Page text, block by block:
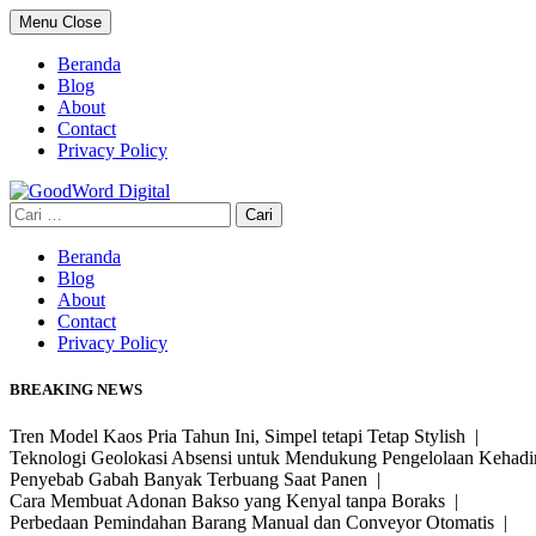
Skip
to
content
Menu Close
Beranda
Blog
About
Contact
Privacy Policy
Cari
untuk:
Beranda
Blog
About
Contact
Privacy Policy
BREAKING NEWS
Tren Model Kaos Pria Tahun Ini, Simpel tetapi Tetap Stylish |
Teknologi Geolokasi Absensi untuk Mendukung Pengelolaan
Penyebab Gabah Banyak Terbuang Saat Panen |
Cara Membuat Adonan Bakso yang Kenyal tanpa Boraks |
Perbedaan Pemindahan Barang Manual dan Conveyor Otomatis |